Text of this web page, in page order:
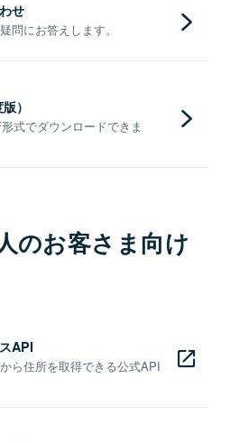
せ
問にお答えします。
）
式でダウンロードできま
のお客さま向け
API
ら住所を取得できる公式API